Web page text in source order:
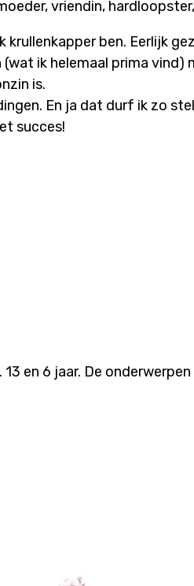
vriendin,
ben. Eerlijk
ik helemaal prima
is.
En ja dat durf ik zo
succes!
en 6 jaar. De